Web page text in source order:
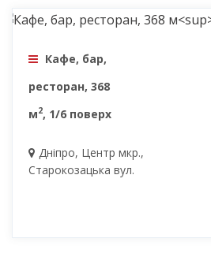
Кафе, бар,
ресторан, 368
м2, 1/6 поверх
Дніпро, Центр мкр.,
Старокозацька вул.